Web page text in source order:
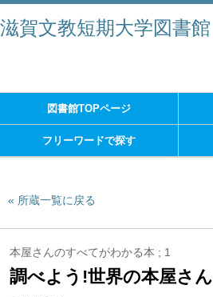
滋賀文教短期大学図書館
図書館TOPページ
フリーワードで探す
所蔵一覧に戻る
本屋さんのすべてがわかる本 ; 1
調べよう!世界の本屋さん